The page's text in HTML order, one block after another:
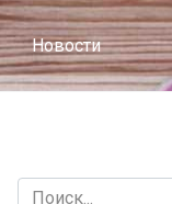
Новости
Search